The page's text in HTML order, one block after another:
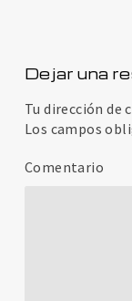
Dejar una
Tu dirección de
Los campos
Comentario